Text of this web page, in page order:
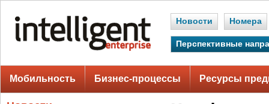
Новости Номера
Перспективные
Мобильность Бизнес-процессы Ресурсы